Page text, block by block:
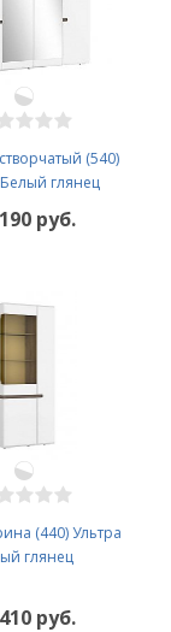
(540)
глянец
руб.
(440) Ультра
глянец
руб.